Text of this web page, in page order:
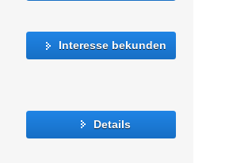
Interesse bekunden
Details